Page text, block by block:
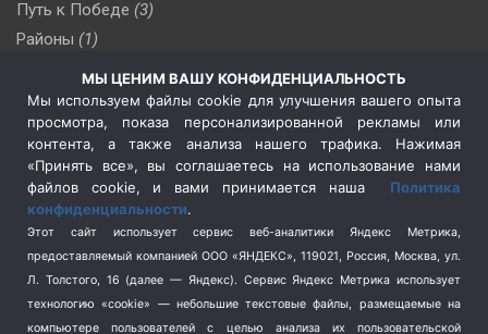
Путь к Победе (3)
Районы (1)
(510)
Сельское хозяйство (3)
Социальная политика
(3)
Спецоперация в Украине
Спецоперация на Украине
(404)
Спорт (740)
Терроризм (1)
Транспорт (262)
МЫ ЦЕНИМ ВАШУ КОНФИДЕНЦИАЛЬНОСТЬ
Мы используем файлы cookie для улучшения вашего опыта
просмотра, показа персонализированной рекламы или
контента, а также анализа нашего трафика. Нажимая
«Принять все», вы соглашаетесь на использование нами
файлов cookie, и вами принимается наша Политика
конфиденциальности.
Этот сайт использует сервис веб-аналитики Яндекс Метрика,
предоставляемый компанией ООО «ЯНДЕКС», 119021, Россия, Москва, ул.
Л. Толстого, 16 (далее — Яндекс). Сервис Яндекс Метрика использует
технологию «cookie» — небольшие текстовые файлы, размещаемые на
компьютере пользователей с целью анализа их пользовательской